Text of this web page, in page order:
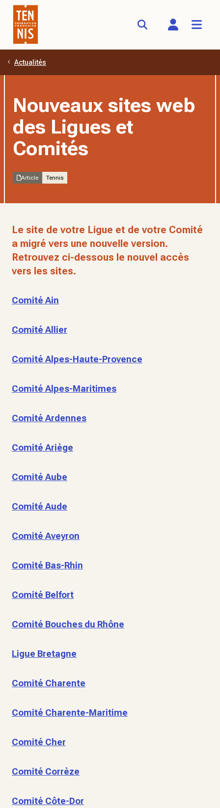
Aller au contenu principal
Actualités
Nouveaux sites web
des Ligues et
Comités
Article Tennis
Le site de votre Ligue et de votre Comité
a migré vers une nouvelle version.
Retrouvez ci-dessous le nouvel accès
vers les sites.
Comité Ain
Comité Allier
Comité Alpes-Haute-Provence
Comité Alpes-Maritimes
Comité Ardennes
Comité Ariège
Comité Aube
Comité Aude
Comité Aveyron
Comité Bas-Rhin
Comité Belfort
Comité Bouches du Rhône
Ligue Bretagne
Comité Charente
Comité Charente-Maritime
Comité Cher
Comité Corrèze
Comité Côte-Dor